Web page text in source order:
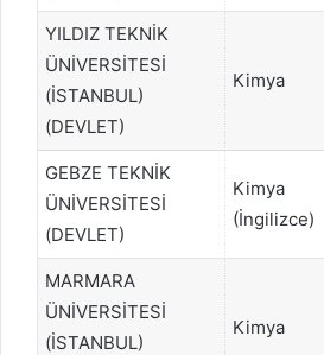
YILDIZ TEKNİK
ÜNİVERSİTESİ
(İSTANBUL)
(DEVLET)
Kimya
GEBZE TEKNİK
ÜNİVERSİTESİ
(DEVLET)
Kimya
(İngilizce)
MARMARA
ÜNİVERSİTESİ
(İSTANBUL)
Kimya